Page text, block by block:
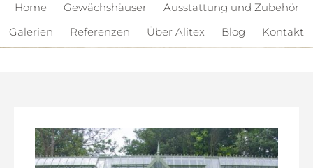
Home Gewächshäuser
Ausstattung und Zubehör
Galerien
Referenzen Über Alitex Blog Kontakt